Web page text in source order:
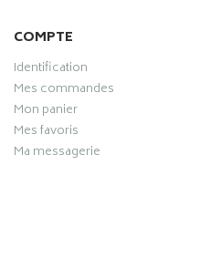
COMPTE
Identification
Mes commandes
Mon panier
Mes favoris
Ma messagerie